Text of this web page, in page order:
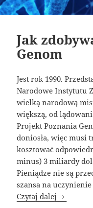
Jak
Genom
Jest rok 1990.
Narodowe Instytutu
wielką narodową
większą, od
Projekt Poznania
doniosła, więc musi
kosztować
minus) 3 miliardy
Pieniądze nie są
szansa na
Czytaj dalej Jak